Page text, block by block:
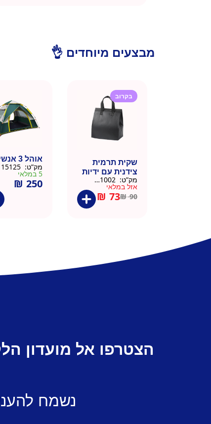
מבצעים מיוחדים 👌
בקרוב
שקית תרמית
צידנית עם ידיות
– 50 יח 26/26
שחור
מק”ט:
אזל במלאי
₪90
₪ 73
אוהל 3 אנשים
מק”ט:
5 במלאי
₪ 250
הצטרפו אל מועדון
נשמח